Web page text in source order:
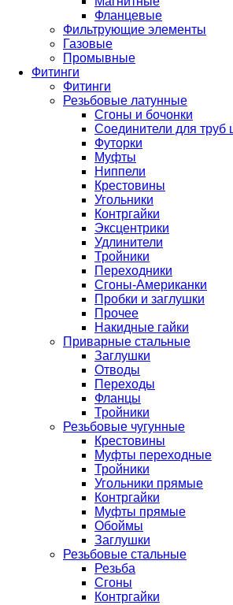
Фланцевые
Фильтрующие элементы
Газовые
Промывные
Фитинги
Фитинги
Резьбовые латунные
Сгоны и бочонки
Соединители для труб
Футорки
Муфты
Ниппели
Крестовины
Угольники
Контргайки
Эксцентрики
Удлинители
Тройники
Переходники
Сгоны-Американки
Пробки и заглушки
Прочее
Накидные гайки
Приварные стальные
Заглушки
Отводы
Переходы
Фланцы
Тройники
Резьбовые чугунные
Крестовины
Муфты переходные
Тройники
Угольники прямые
Контргайки
Муфты прямые
Обоймы
Заглушки
Резьбовые стальные
Резьба
Сгоны
Контргайки